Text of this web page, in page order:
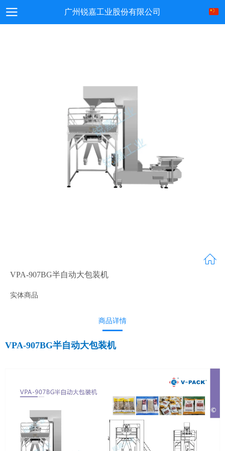
广州锐嘉工业股份有限公司
VPA-907BG半自动大包装机
实体商品
商品详情
VPA-907BG半自动大包装机